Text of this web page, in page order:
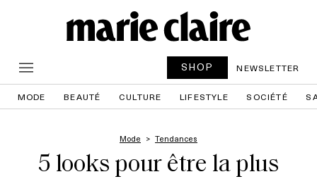
SHOP NEWSLETTER
MODE BEAUTÉ CULTURE LIFESTYLE SOCIÉTÉ
Mode Tendances
5 looks pour être la plus